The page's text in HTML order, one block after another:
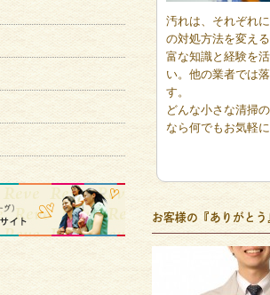
汚れは、それぞれ
の対処方法を変え
富な知識と経験を
い。他の業者では
す。
どんな小さな清掃
なら何でもお気軽
お客様の『ありがと